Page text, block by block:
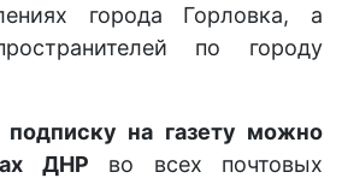
города Горловка, а
по городу
на газету можно
ДНР во всех почтовых